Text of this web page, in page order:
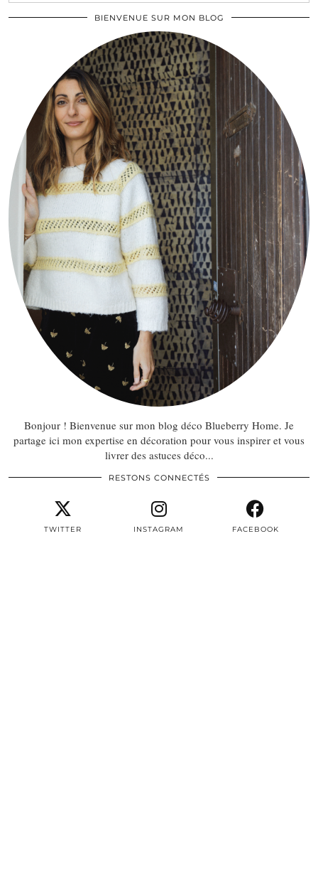
BIENVENUE SUR MON BLOG
Bonjour ! Bienvenue sur mon blog déco Blueberry Home. Je
partage ici mon expertise en décoration pour vous inspirer et vous
livrer des astuces déco...
RESTONS CONNECTÉS
TWITTER INSTAGRAM FACEBOOK